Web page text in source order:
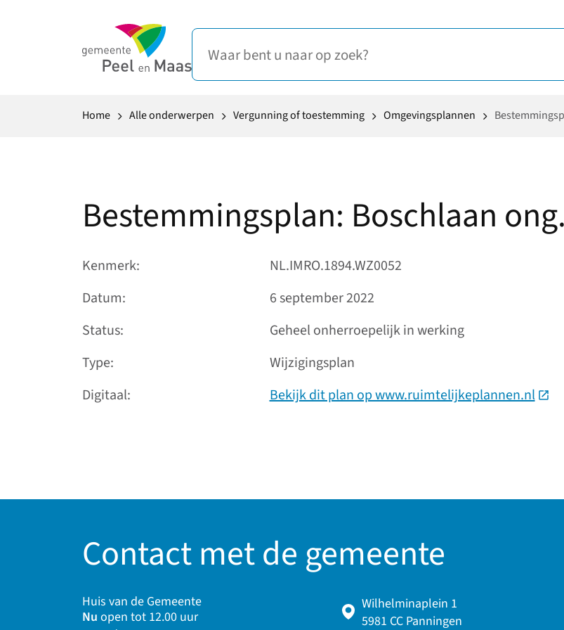
Home Alle onderwerpen Vergunning of toestemming Omgevingsplannen
Bestemmingsplan: Boschlaan
Kenmerk
NL.IMRO.1894.WZ0052
Datum
6 september 2022
Status
Geheel onherroepelijk in werking
Type
Wijzigingsplan
Digitaal
Bekijk dit plan op www.ruimtelijkeplannen.nl
Contact met de gemeente
Huis van de Gemeente
Nu open tot 12.00 uur
Wilhelminaplein 1
5981 CC Panningen